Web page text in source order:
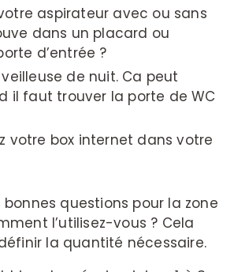
aspirateur avec ou sans
dans un placard ou
d’entrée ?
de nuit. Ca peut
il faut trouver la porte de WC
votre box internet dans votre
bonnes questions pour la zone
l’utilisez-vous ? Cela
la quantité nécessaire.